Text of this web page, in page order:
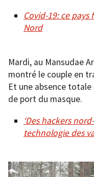
Covid-19: ce
Nord
Mardi, au Mansudae
montré le couple en
Et une absence
de port du masque.
‘Des hackers
technologie des